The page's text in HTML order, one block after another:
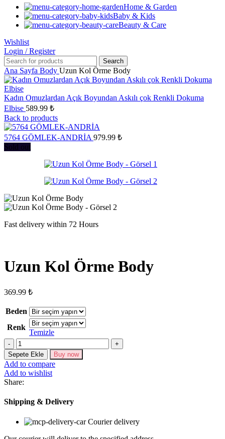
Home & Garden
Baby & Kids
Beauty & Care
Wishlist
Login / Register
Search
Ana Sayfa Body Uzun Kol Örme Body
Kadın Omuzlardan Açık Boyundan Askılı çok Renkli Dokuma
Elbise 589.99 ₺
Back to products
5764 GÖMLEK-ANDRİA 979.99 ₺
Sold out
Fast delivery within 72 Hours
Uzun Kol Örme Body
369.99 ₺
Beden
Renk
Temizle
Uzun
Kol
Örme
Body
adet
Sepete Ekle Buy now
Add to compare
Add to wishlist
Share:
Shipping & Delivery
Courier delivery